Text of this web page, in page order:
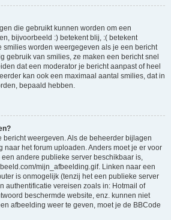
die gebruikt kunnen worden om een
bijvoorbeeld :) betekent blij, :( betekent
smilies worden weergegeven als je een bericht
gebruik van smilies, ze maken een bericht snel
dat een moderator je bericht aanpast of heel
kan ook een maximaal aantal smilies, dat in
bepaald hebben.
bericht weergeven. Als de beheerder bijlagen
naar het forum uploaden. Anders moet je er voor
andere publieke server beschikbaar is,
mijn_afbeelding.gif. Linken naar een
is onmogelijk (tenzij het een publieke server
authentificatie vereisen zoals in: Hotmail of
beschermde website, enz. kunnen niet
afbeelding weer te geven, moet je de BBCode